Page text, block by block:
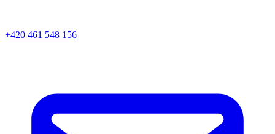
+420 461 548 156